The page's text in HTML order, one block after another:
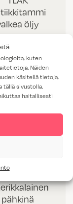
kuten
Näiden
käsitellä tietoja,
tällä sivustolla.
haitallisesti
öljy
TLAP
pähkinä